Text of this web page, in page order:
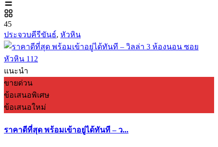
45
ประจวบคีรีขันธ์, หัวหิน
แนะนำ
ขายด่วน
ข้อเสนอพิเศษ
ข้อเสนอใหม่
ราคาดีที่สุด พร้อมเข้าอยู่ได้ทันที – ว...